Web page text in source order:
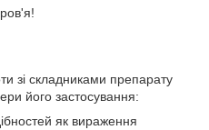
зі складниками препарату
його застосування:
як вираження